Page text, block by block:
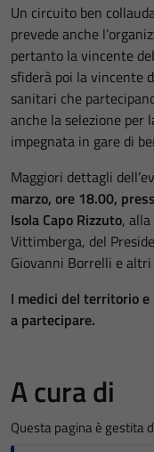
Un circuito ben
prevede anche
pertanto la vincente
sfiderà poi la vincente
sanitari che
anche la selezione per
impegnata in gare di
Maggiori dettagli
marzo, ore 18.00,
Isola Capo Rizzuto,
Vittimberga, del
Giovanni Borrelli e
I medici del territorio
a partecipare.
A cura di
Questa pagina è gestita